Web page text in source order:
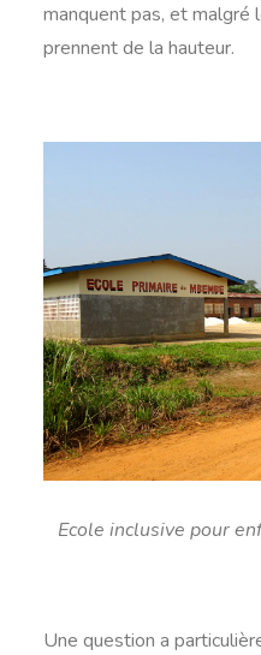
manquent pas, et malgré
prennent de la hauteur.
Ecole inclusive pour
Une question a